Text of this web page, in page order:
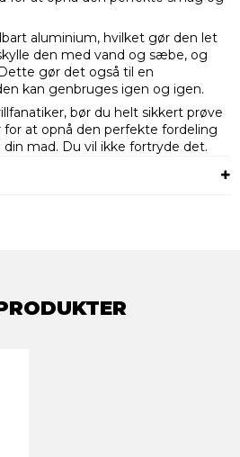
aluminium, hvilket gør den let
den med vand og sæbe, og
gør det også til en
kan genbruges igen og igen.
bør du helt sikkert prøve
for at opnå den perfekte fordeling
mad. Du vil ikke fortryde det.